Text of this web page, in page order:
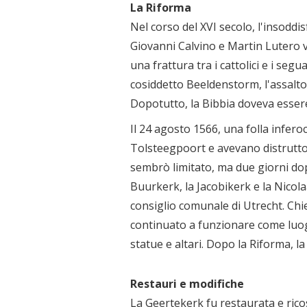
La Riforma
Nel corso del XVI secolo,
Giovanni Calvino e Martin Lutero
una frattura tra i cattolici e i
cosiddetto Beeldenstorm,
Dopotutto, la Bibbia doveva
Il 24 agosto 1566, una folla
Tolsteegpoort e avevano
sembrò limitato, ma due giorni
Buurkerk, la Jacobikerk e la
consiglio comunale di Utrecht.
continuato a funzionare come
statue e altari. Dopo la Riforma,
Restauri e modifiche
La Geertekerk fu restaurata e